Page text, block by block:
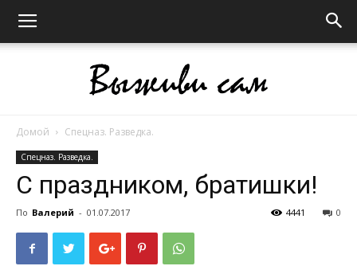
Домой Спецназ. Разведка.
Спецназ. Разведка.
С праздником, братишки!
По Валерий - 01.07.2017 0
4441